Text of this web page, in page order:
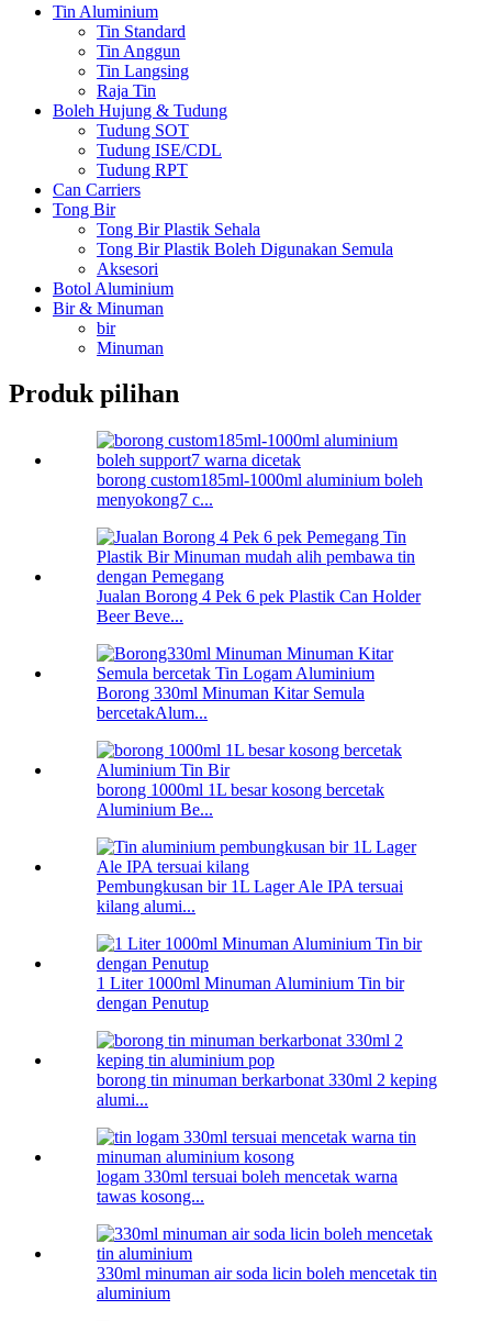
Tin Aluminium
Tin Standard
Tin Anggun
Tin Langsing
Raja Tin
Boleh Hujung & Tudung
Tudung SOT
Tudung ISE/CDL
Tudung RPT
Can Carriers
Tong Bir
Tong Bir Plastik Sehala
Tong Bir Plastik Boleh Digunakan Semula
Aksesori
Botol Aluminium
Bir & Minuman
bir
Minuman
Produk pilihan
borong custom185ml-1000ml aluminium boleh
menyokong7 c...
Jualan Borong 4 Pek 6 pek Plastik Can Holder
Beer Beve...
Borong 330ml Minuman Kitar Semula
bercetakAlum...
borong 1000ml 1L besar kosong bercetak
Aluminium Be...
Pembungkusan bir 1L Lager Ale IPA tersuai
kilang alumi...
1 Liter 1000ml Minuman Aluminium Tin bir
dengan Penutup
borong tin minuman berkarbonat 330ml 2 keping
alumi...
logam 330ml tersuai boleh mencetak warna
tawas kosong...
330ml minuman air soda licin boleh mencetak tin
aluminium